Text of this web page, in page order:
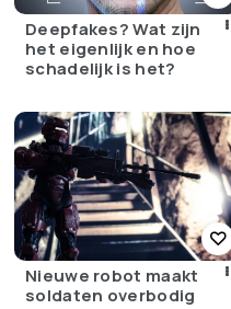
Deepfakes? Wat zijn
het eigenlijk en hoe
schadelijk is het?
Nieuwe robot maakt
soldaten overbodig